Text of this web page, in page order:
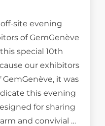
site evening
of GemGenève
special 10th
our exhibitors
it was
this evening
for sharing
and convivial …